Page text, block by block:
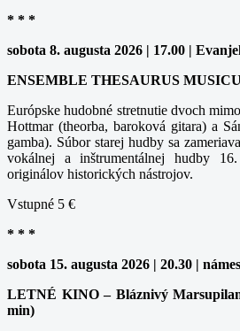
* * *
sobota 8. augusta 2026 | 17.00 |
ENSEMBLE THESAURUS
Európske hudobné stretnutie dvoch
Hottmar (theorba, baroková gitara) a
gamba). Súbor starej hudby sa
vokálnej a inštrumentálnej hudby
originálov historických nástrojov.
Vstupné 5 €
* * *
sobota 15. augusta 2026 | 20.30 |
LETNÉ KINO – Bláznivý
min)